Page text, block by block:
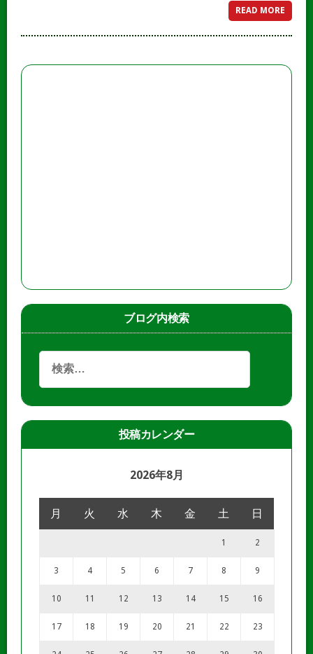
READ MORE
ブログ内検索
投稿カレンダー
2026年8月
月 火 水 木 金 土 日
1 2
3 4 5 6 7 8 9
10 11 12 13 14 15 16
17 18 19 20 21 22 23